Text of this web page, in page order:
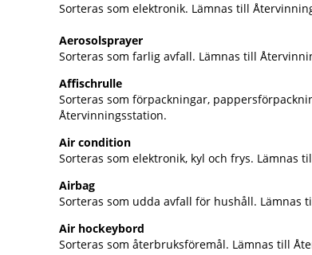
Sorteras som elektronik. Lämnas till
Aerosolsprayer
Sorteras som farlig avfall. Lämnas till
Affischrulle
Sorteras som förpackningar,
Återvinningsstation.
Air condition
Sorteras som elektronik, kyl och frys. Lämnas
Airbag
Sorteras som udda avfall för hushåll. Lämnas
Air hockeybord
Sorteras som återbruksföremål. Lämnas till